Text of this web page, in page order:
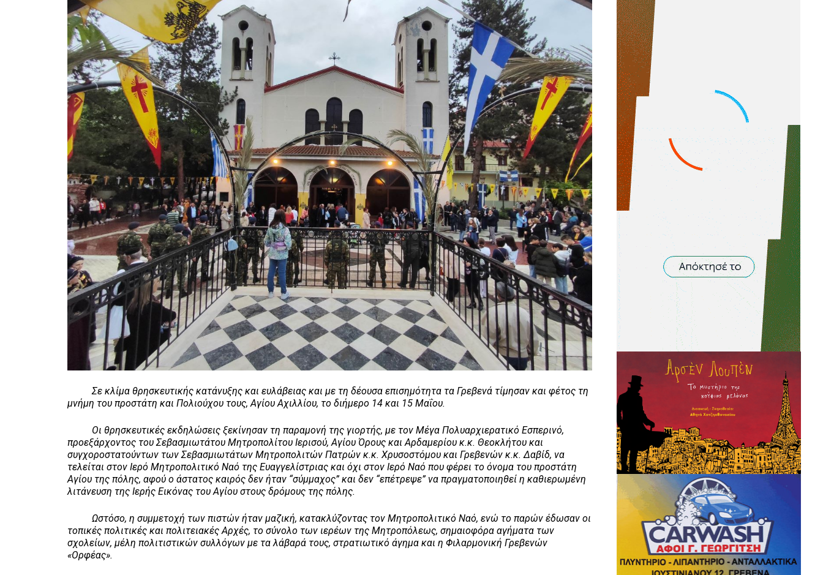
Σε κλίμα θρησκευτικής κατάνυξης και ευλάβειας και με τη δέουσα επισημότητα τα Γρεβενά τίμησαν και φέτος τη
μνήμη του προστάτη και Πολιούχου τους, Αγίου Αχιλλίου, το διήμερο 14 και 15 Μαΐου.
Οι θρησκευτικές εκδηλώσεις ξεκίνησαν τη παραμονή της γιορτής, με τον Μέγα Πολυαρχιερατικό Εσπερινό,
προεξάρχοντος του Σεβασμιωτάτου Μητροπολίτου Ιερισού, Αγίου Όρους και Αρδαμερίου κ.κ. Θεοκλήτου και
συγχοροστατούντων των Σεβασμιωτάτων Μητροπολιτών Πατρών κ.κ. Χρυσοστόμου και Γρεβενών κ.κ. Δαβίδ, να
τελείται στον Ιερό Μητροπολιτικό Ναό της Ευαγγελίστριας και όχι στον Ιερό Ναό που φέρει το όνομα του προστάτη
Αγίου της πόλης, αφού ο άστατος καιρός δεν ήταν “σύμμαχος” και δεν “επέτρεψε” να πραγματοποιηθεί η καθιερωμένη
λιτάνευση της Ιερής Εικόνας του Αγίου στους δρόμους της πόλης.
Ωστόσο, η συμμετοχή των πιστών ήταν μαζική, κατακλύζοντας τον Μητροπολιτικό Ναό, ενώ το παρών έδωσαν οι
τοπικές πολιτικές και πολιτειακές Αρχές, το σύνολο των ιερέων της Μητροπόλεως, σημαιοφόρα αγήματα των
σχολείων, μέλη πολιτιστικών συλλόγων με τα λάβαρά τους, στρατιωτικό άγημα και η Φιλαρμονική Γρεβενών
«Ορφέας».